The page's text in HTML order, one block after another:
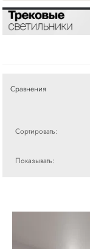
Сравнения
Сортировать:
Показывать: